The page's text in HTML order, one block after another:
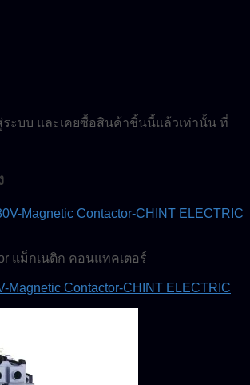
ระบบ และเคยซื้อสินค้าชิ้นนี้แล้วเท่านั้น ที่
แม็กเนติก คอนแทคเตอร์
Magnetic Contactor-CHINT ELECTRIC